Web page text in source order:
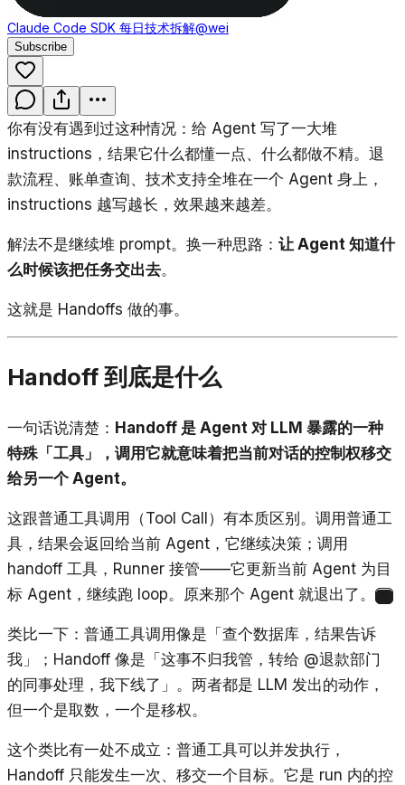
Claude Code SDK 每日技术拆解@wei
Subscribe
你有没有遇到过这种情况：给 Agent 写了一大堆
instructions，结果它什么都懂一点、什么都做不精。退
款流程、账单查询、技术支持全堆在一个 Agent 身上，
instructions 越写越长，效果越来越差。
解法不是继续堆 prompt。换一种思路： 让 Agent 知道什
么时候该把任务交出去。
这就是 Handoffs 做的事。
Handoff 到底是什么
一句话说清楚： Handoff 是 Agent 对 LLM 暴露的一种
特殊「工具」，调用它就意味着把当前对话的控制权移交
给另一个 Agent。
这跟普通工具调用（Tool Call）有本质区别。调用普通工
具，结果会返回给当前 Agent，它继续决策；调用
handoff 工具，Runner 接管——它更新当前 Agent 为目
标 Agent，继续跑 loop。原来那个 Agent 就退出了。
类比一下：普通工具调用像是「查个数据库，结果告诉
我」；Handoff 像是「这事不归我管，转给 @退款部门
的同事处理，我下线了」。两者都是 LLM 发出的动作，
但一个是取数，一个是移权。
这个类比有一处不成立：普通工具可以并发执行，
Handoff 只能发生一次、移交一个目标。它是 run 内的控